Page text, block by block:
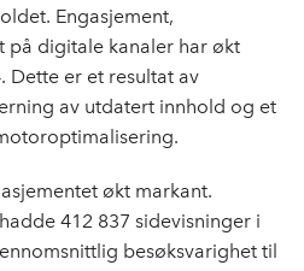
Engasjement,
på digitale kanaler har økt
Dette er et resultat av
av utdatert innhold og et
økt markant.
412 837 sidevisninger i
besøksvarighet til